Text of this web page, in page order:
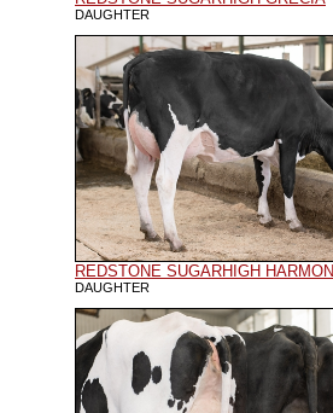
DAUGHTER
REDSTONE SUGARHIGH
DAUGHTER